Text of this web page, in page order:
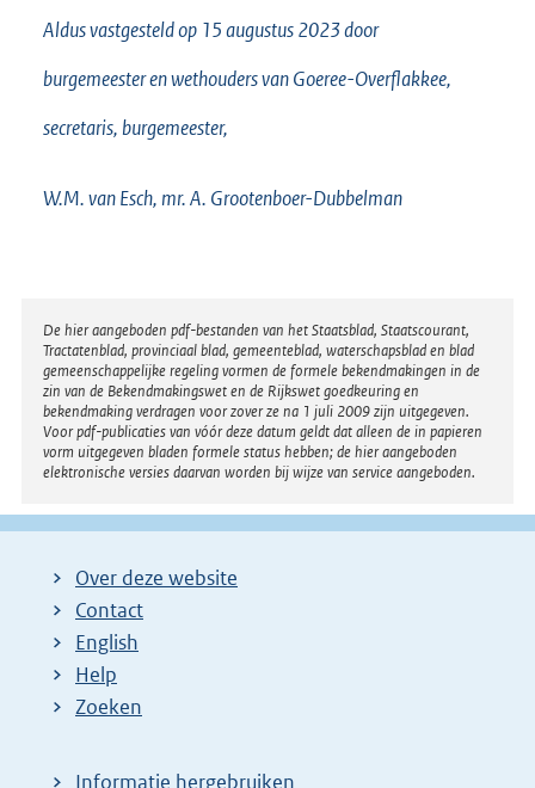
Aldus vastgesteld op 15 augustus 2023 door
burgemeester en wethouders van Goeree-Overflakkee,
secretaris, burgemeester,
W.M. van Esch, mr. A. Grootenboer-Dubbelman
Disclaimer
De hier aangeboden pdf-bestanden van het Staatsblad, Staatscourant,
Tractatenblad, provinciaal blad, gemeenteblad, waterschapsblad en blad
gemeenschappelijke regeling vormen de formele bekendmakingen in de
zin van de Bekendmakingswet en de Rijkswet goedkeuring en
bekendmaking verdragen voor zover ze na 1 juli 2009 zijn uitgegeven.
Voor pdf-publicaties van vóór deze datum geldt dat alleen de in papieren
vorm uitgegeven bladen formele status hebben; de hier aangeboden
elektronische versies daarvan worden bij wijze van service aangeboden.
Over deze website
Contact
English
Help
Zoeken
Informatie hergebruiken